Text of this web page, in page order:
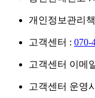
개인정보관리
고객센터 : 070-
고객센터 이메
고객센터 운영